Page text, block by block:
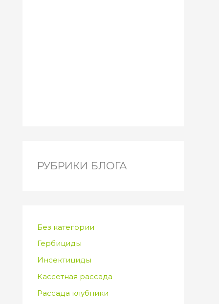
РУБРИКИ БЛОГА
Без категории
Гербициды
Инсектициды
Кассетная рассада
Рассада клубники